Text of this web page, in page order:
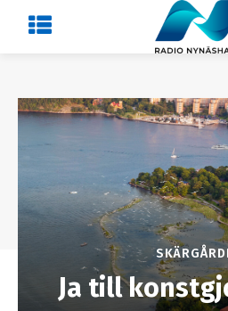
Ja till